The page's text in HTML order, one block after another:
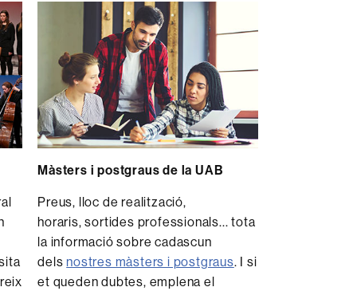
Màsters i postgraus de la UAB
Preus, lloc de realització,
horaris, sortides professionals... tota
la informació sobre cadascun
delsnostres màsters i postgraus. I si
et queden dubtes, emplena el